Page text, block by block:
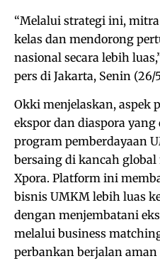
“Melalui strategi ini,
kelas dan mendorong
nasional secara lebih
pers di Jakarta, Senin (26/
Okki menjelaskan, aspek
ekspor dan diaspora
program pemberdayaan
bersaing di kancah
Xpora. Platform ini
bisnis UMKM lebih luas
dengan menjembatani
melalui business
perbankan berjalan